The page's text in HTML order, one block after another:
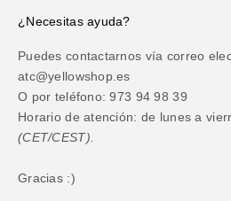
¿Necesitas ayuda?
Puedes contactarnos vía correo
atc@yellowshop.es
O por teléfono: 973 94 98 39
Horario de atención: de lunes a
(CET/CEST).
Gracias :)